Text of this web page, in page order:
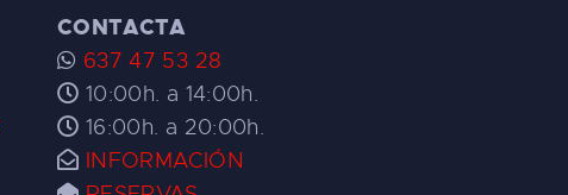
CONTACTA
637 47 53 28
10:00h. a 14:00h.
16:00h. a 20:00h.
INFORMACIÓN